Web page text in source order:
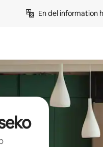
En del information